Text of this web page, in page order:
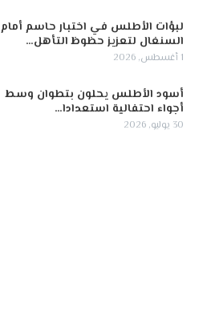
لبؤات الأطلس في اختبار حاسم أمام
السنغال لتعزيز حظوظ التأهل…
1 أغسطس, 2026
أسود الأطلس يحلون بتطوان وسط
أجواء احتفالية استعدادا…
30 يوليو, 2026